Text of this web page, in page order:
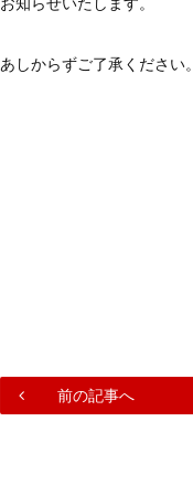
あしからずご了承ください。
前の記事へ